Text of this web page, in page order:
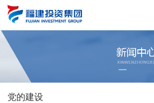
党的建设